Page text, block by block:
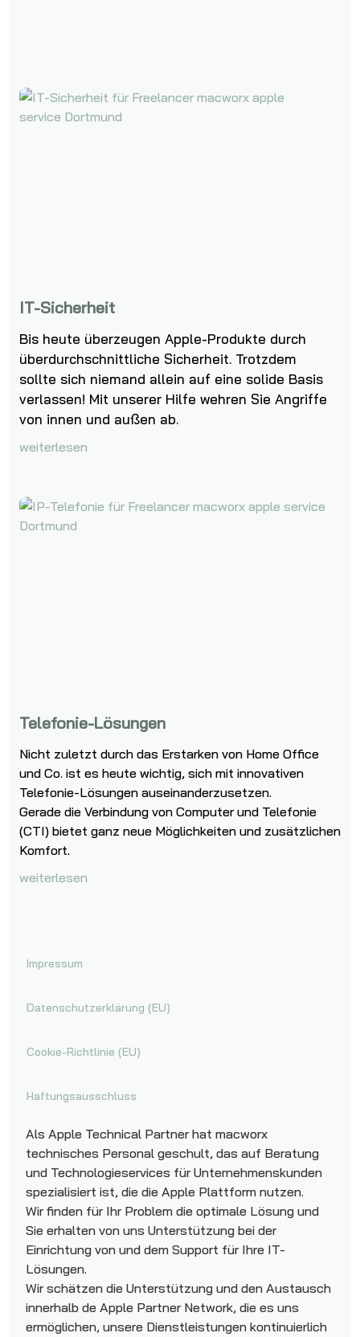
IT-Sicherheit
Bis heute überzeugen Apple-Produkte durch
überdurchschnittliche Sicherheit. Trotzdem
sollte sich niemand allein auf eine solide Basis
verlassen! Mit unserer Hilfe wehren Sie Angriffe
von innen und außen ab.
weiterlesen
Telefonie-Lösungen
Nicht zuletzt durch das Erstarken von Home Office
und Co. ist es heute wichtig, sich mit innovativen
Telefonie-Lösungen auseinanderzusetzen.
Gerade die Verbindung von Computer und Telefonie
(CTI) bietet ganz neue Möglichkeiten und zusätzlichen
Komfort.
weiterlesen
Impressum
Datenschutzerklärung (EU)
Cookie-Richtlinie (EU)
Haftungsausschluss
Als Apple Technical Partner hat macworx
technisches Personal geschult, das auf Beratung
und Technologieservices für Unternehmenskunden
spezialisiert ist, die die Apple Plattform nutzen.
Wir finden für Ihr Problem die optimale Lösung und
Sie erhalten von uns Unterstützung bei der
Einrichtung von und dem Support für Ihre IT-
Lösungen.
Wir schätzen die Unterstützung und den Austausch
innerhalb de Apple Partner Network, die es uns
ermöglichen, unsere Dienstleistungen kontinuierlich